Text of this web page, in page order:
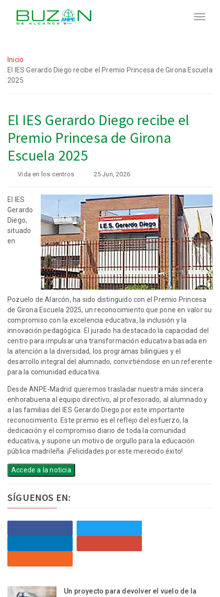
Inicio
El IES Gerardo Diego recibe el Premio Princesa de Girona Escuela
2025
El IES Gerardo Diego recibe el
Premio Princesa de Girona
Escuela 2025
Vida en los centros 25 Jun, 2026
El IES
Gerardo
Diego,
situado
en
Pozuelo de Alarcón, ha sido distinguido con el Premio Princesa
de Girona Escuela 2025, un reconocimiento que pone en valor su
compromiso con la excelencia educativa, la inclusión y la
innovación pedagógica. El jurado ha destacado la capacidad del
centro para impulsar una transformación educativa basada en
la atención a la diversidad, los programas bilingües y el
desarrollo integral del alumnado, convirtiéndose en un referente
para la comunidad educativa.
Desde ANPE-Madrid queremos trasladar nuestra más sincera
enhorabuena al equipo directivo, al profesorado, al alumnado y
a las familias del IES Gerardo Diego por este importante
reconocimiento. Este premio es el reflejo del esfuerzo, la
dedicación y el compromiso diario de toda la comunidad
educativa, y supone un motivo de orgullo para la educación
pública madrileña. ¡Felicidades por este merecido éxito!
Accede a la noticia
SÍGUENOS EN:
Un proyecto para devolver el vuelo de la